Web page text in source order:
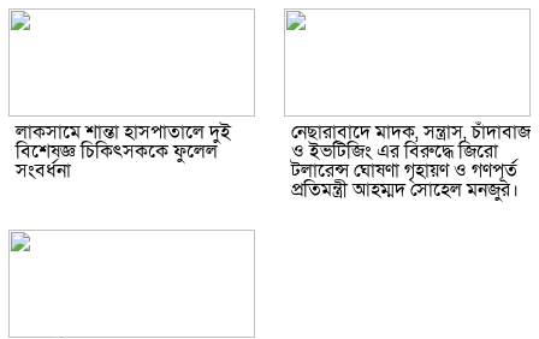
লাকসামে শান্তা হাসপাতালে দুই
বিশেষজ্ঞ চিকিৎসককে ফুলেল
সংবর্ধনা
নেছারাবাদে মাদক, সন্ত্রাস, চাঁদাবাজ
ও ইভটিজিং এর বিরুদ্ধে জিরো
টলারেন্স ঘোষণা গৃহায়ণ ও গণপূর্ত
প্রতিমন্ত্রী আহম্মদ সোহেল মনজুর।